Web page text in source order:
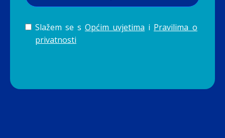
Slažem se s Općim uvjetima i Pravilima o
privatnosti